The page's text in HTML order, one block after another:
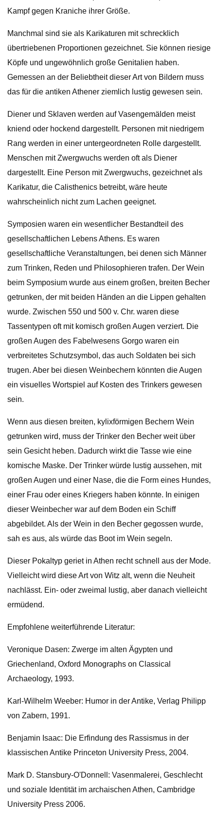
Kampf gegen Kraniche ihrer Größe.
Manchmal sind sie als Karikaturen mit schrecklich
übertriebenen Proportionen gezeichnet. Sie können riesige
Köpfe und ungewöhnlich große Genitalien haben.
Gemessen an der Beliebtheit dieser Art von Bildern muss
das für die antiken Athener ziemlich lustig gewesen sein.
Diener und Sklaven werden auf Vasengemälden meist
kniend oder hockend dargestellt. Personen mit niedrigem
Rang werden in einer untergeordneten Rolle dargestellt.
Menschen mit Zwergwuchs werden oft als Diener
dargestellt. Eine Person mit Zwergwuchs, gezeichnet als
Karikatur, die Calisthenics betreibt, wäre heute
wahrscheinlich nicht zum Lachen geeignet.
Symposien waren ein wesentlicher Bestandteil des
gesellschaftlichen Lebens Athens. Es waren
gesellschaftliche Veranstaltungen, bei denen sich Männer
zum Trinken, Reden und Philosophieren trafen. Der Wein
beim Symposium wurde aus einem großen, breiten Becher
getrunken, der mit beiden Händen an die Lippen gehalten
wurde. Zwischen 550 und 500 v. Chr. waren diese
Tassentypen oft mit komisch großen Augen verziert. Die
großen Augen des Fabelwesens Gorgo waren ein
verbreitetes Schutzsymbol, das auch Soldaten bei sich
trugen. Aber bei diesen Weinbechern könnten die Augen
ein visuelles Wortspiel auf Kosten des Trinkers gewesen
sein.
Wenn aus diesen breiten, kylixförmigen Bechern Wein
getrunken wird, muss der Trinker den Becher weit über
sein Gesicht heben. Dadurch wirkt die Tasse wie eine
komische Maske. Der Trinker würde lustig aussehen, mit
großen Augen und einer Nase, die die Form eines Hundes,
einer Frau oder eines Kriegers haben könnte. In einigen
dieser Weinbecher war auf dem Boden ein Schiff
abgebildet. Als der Wein in den Becher gegossen wurde,
sah es aus, als würde das Boot im Wein segeln.
Dieser Pokaltyp geriet in Athen recht schnell aus der Mode.
Vielleicht wird diese Art von Witz alt, wenn die Neuheit
nachlässt. Ein- oder zweimal lustig, aber danach vielleicht
ermüdend.
Empfohlene weiterführende Literatur:
Veronique Dasen: Zwerge im alten Ägypten und
Griechenland, Oxford Monographs on Classical
Archaeology, 1993.
Karl-Wilhelm Weeber: Humor in der Antike, Verlag Philipp
von Zabern, 1991.
Benjamin Isaac: Die Erfindung des Rassismus in der
klassischen Antike Princeton University Press, 2004.
Mark D. Stansbury-O'Donnell: Vasenmalerei, Geschlecht
und soziale Identität im archaischen Athen, Cambridge
University Press 2006.